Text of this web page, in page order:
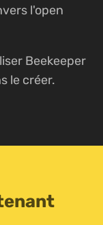
l'open
Beekeeper
le créer.